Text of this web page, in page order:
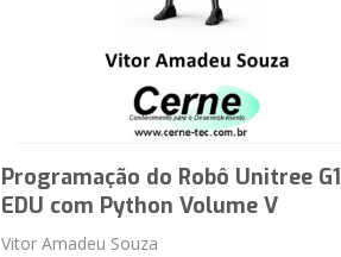
Programação do Robô Unitree G1
EDU com Python Volume V
Vitor Amadeu Souza